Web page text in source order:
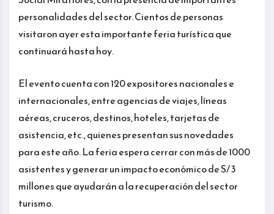
personalidades del sector. Cientos de personas
visitaron ayer esta importante feria turística que
continuará hasta hoy.
El evento cuenta con 120 expositores nacionales e
internacionales, entre agencias de viajes, líneas
aéreas, cruceros, destinos, hoteles, tarjetas de
asistencia, etc., quienes presentan sus novedades
para este año. La feria espera cerrar con más de 1000
asistentes y generar un impacto económico de S/ 3
millones que ayudarán a la recuperación del sector
turismo.